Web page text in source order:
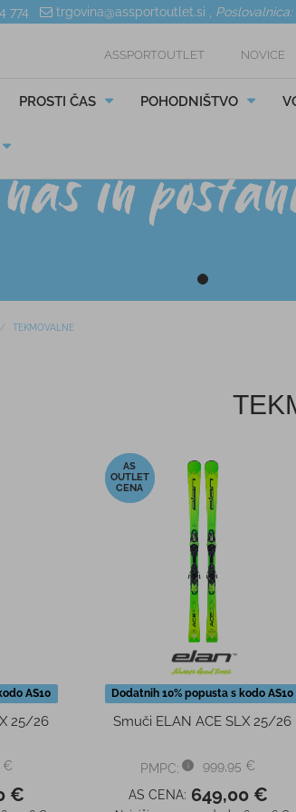
774 trgovina@assportoutlet.si Poslovalnica:
ASSPORTOUTLET NOVICE
PROSTI ČAS POHODNIŠTVO
TEKMOVALNE
25/26
AS10
€
€
-35%
Smuči ELAN ACE SLX 25/26
Dodatnih 10% popusta s kodo AS10
PMPC:
999,95 €
AS CENA: 649,00 €